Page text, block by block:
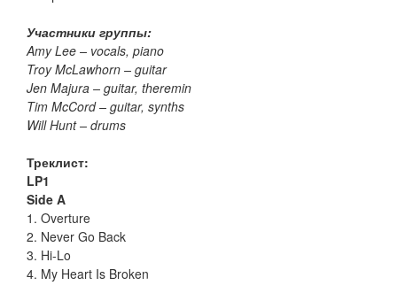
Участники группы:
Amy Lee – vocals, piano
Troy McLawhorn – guitar
Jen Majura – guitar, theremin
Tim McCord – guitar, synths
Will Hunt – drums
Треклист:
LP1
Side A
1. Overture
2. Never Go Back
3. Hi-Lo
4. My Heart Is Broken